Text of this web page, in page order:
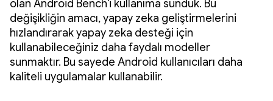
olan Android Bench'i kullanıma sunduk. Bu
değişikliğin amacı, yapay zeka geliştirmelerini
hızlandırarak yapay zeka desteği için
kullanabileceğiniz daha faydalı modeller
sunmaktır. Bu sayede Android kullanıcıları daha
kaliteli uygulamalar kullanabilir.